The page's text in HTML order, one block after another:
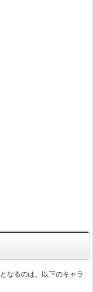
なるのは、以下のキャラ